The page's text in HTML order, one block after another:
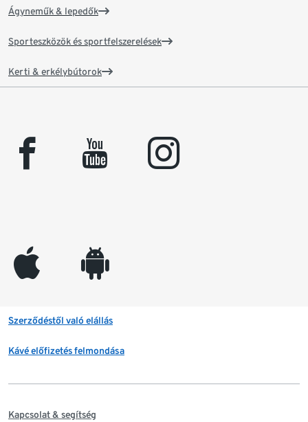
Ágyneműk & lepedők
Sporteszközök és sportfelszerelések
Kerti & erkélybútorok
facebook youtube instagram
appleinc android
Szerződéstől való elállás
Kávé előfizetés felmondása
Kapcsolat & segítség